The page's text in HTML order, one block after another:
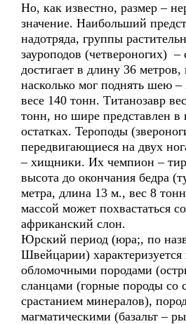
Но, как известно, размер –
значение. Наибольший
надотряда, группы
зауроподов (четвероногих) –
достигает в длину 36
насколько мог поднять шею
весе 140 тонн. Титанозавр
тонн, но шире представлен в
остатках. Тероподы
передвигающиеся на двух
– хищники. Их чемпион –
высота до окончания бедра
метра, длина 13 м., вес 8
массой может похвастаться
африканский слон.
Юрский период (юра;, по
Швейцарии) характеризуется
обломочными породами
сланцами (горные породы со
срастанием минералов),
магматическими (базальт –